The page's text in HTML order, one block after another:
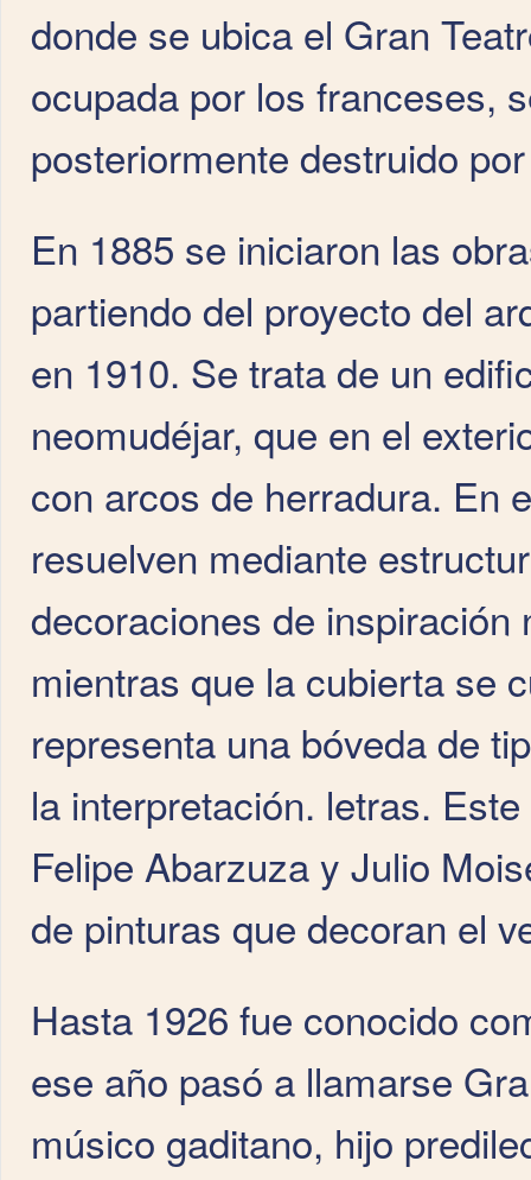
donde se ubica el Gran
ocupada por los franceses,
posteriormente destruido
En 1885 se iniciaron las
partiendo del proyecto del
en 1910. Se trata de un
neomudéjar, que en el
con arcos de herradura. En
resuelven mediante
decoraciones de
mientras que la cubierta se
representa una bóveda de
la interpretación. letras.
Felipe Abarzuza y Julio
de pinturas que decoran el
Hasta 1926 fue conocido
ese año pasó a llamarse
músico gaditano, hijo